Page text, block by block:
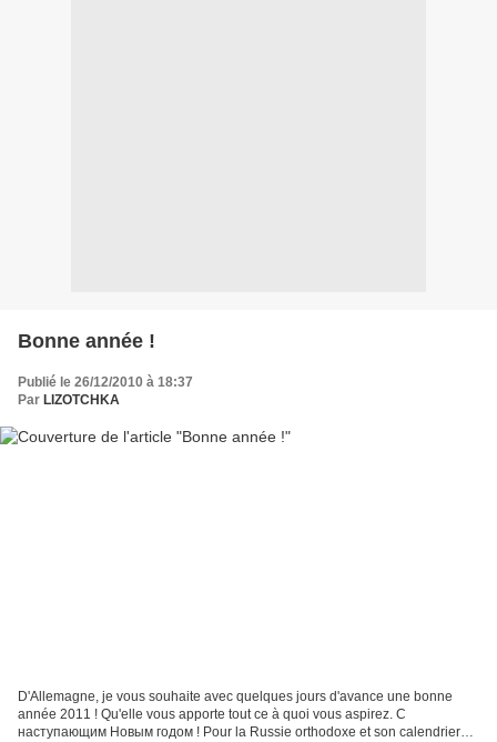
Bonne année !
Publié le 26/12/2010 à 18:37
Par LIZOTCHKA
D'Allemagne, je vous souhaite avec quelques jours d'avance une bonne
année 2011 ! Qu'elle vous apporte tout ce à quoi vous aspirez. С
наступающим Новым годом ! Pour la Russie orthodoxe et son calendrier